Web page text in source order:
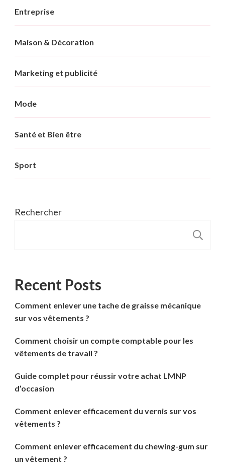
Entreprise
Maison & Décoration
Marketing et publicité
Mode
Santé et Bien être
Sport
Rechercher
Recent Posts
Comment enlever une tache de graisse mécanique
sur vos vêtements ?
Comment choisir un compte comptable pour les
vêtements de travail ?
Guide complet pour réussir votre achat LMNP
d’occasion
Comment enlever efficacement du vernis sur vos
vêtements ?
Comment enlever efficacement du chewing-gum sur
un vêtement ?